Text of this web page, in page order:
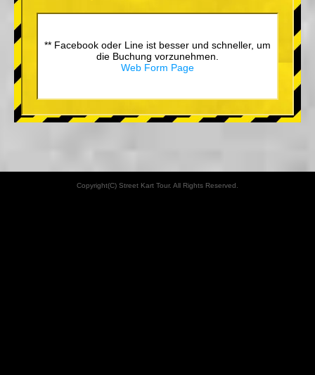
** Facebook oder Line ist besser und schneller, um
die Buchung vorzunehmen.
Web Form Page
Copyright(C) Street Kart Tour. All Rights Reserved.